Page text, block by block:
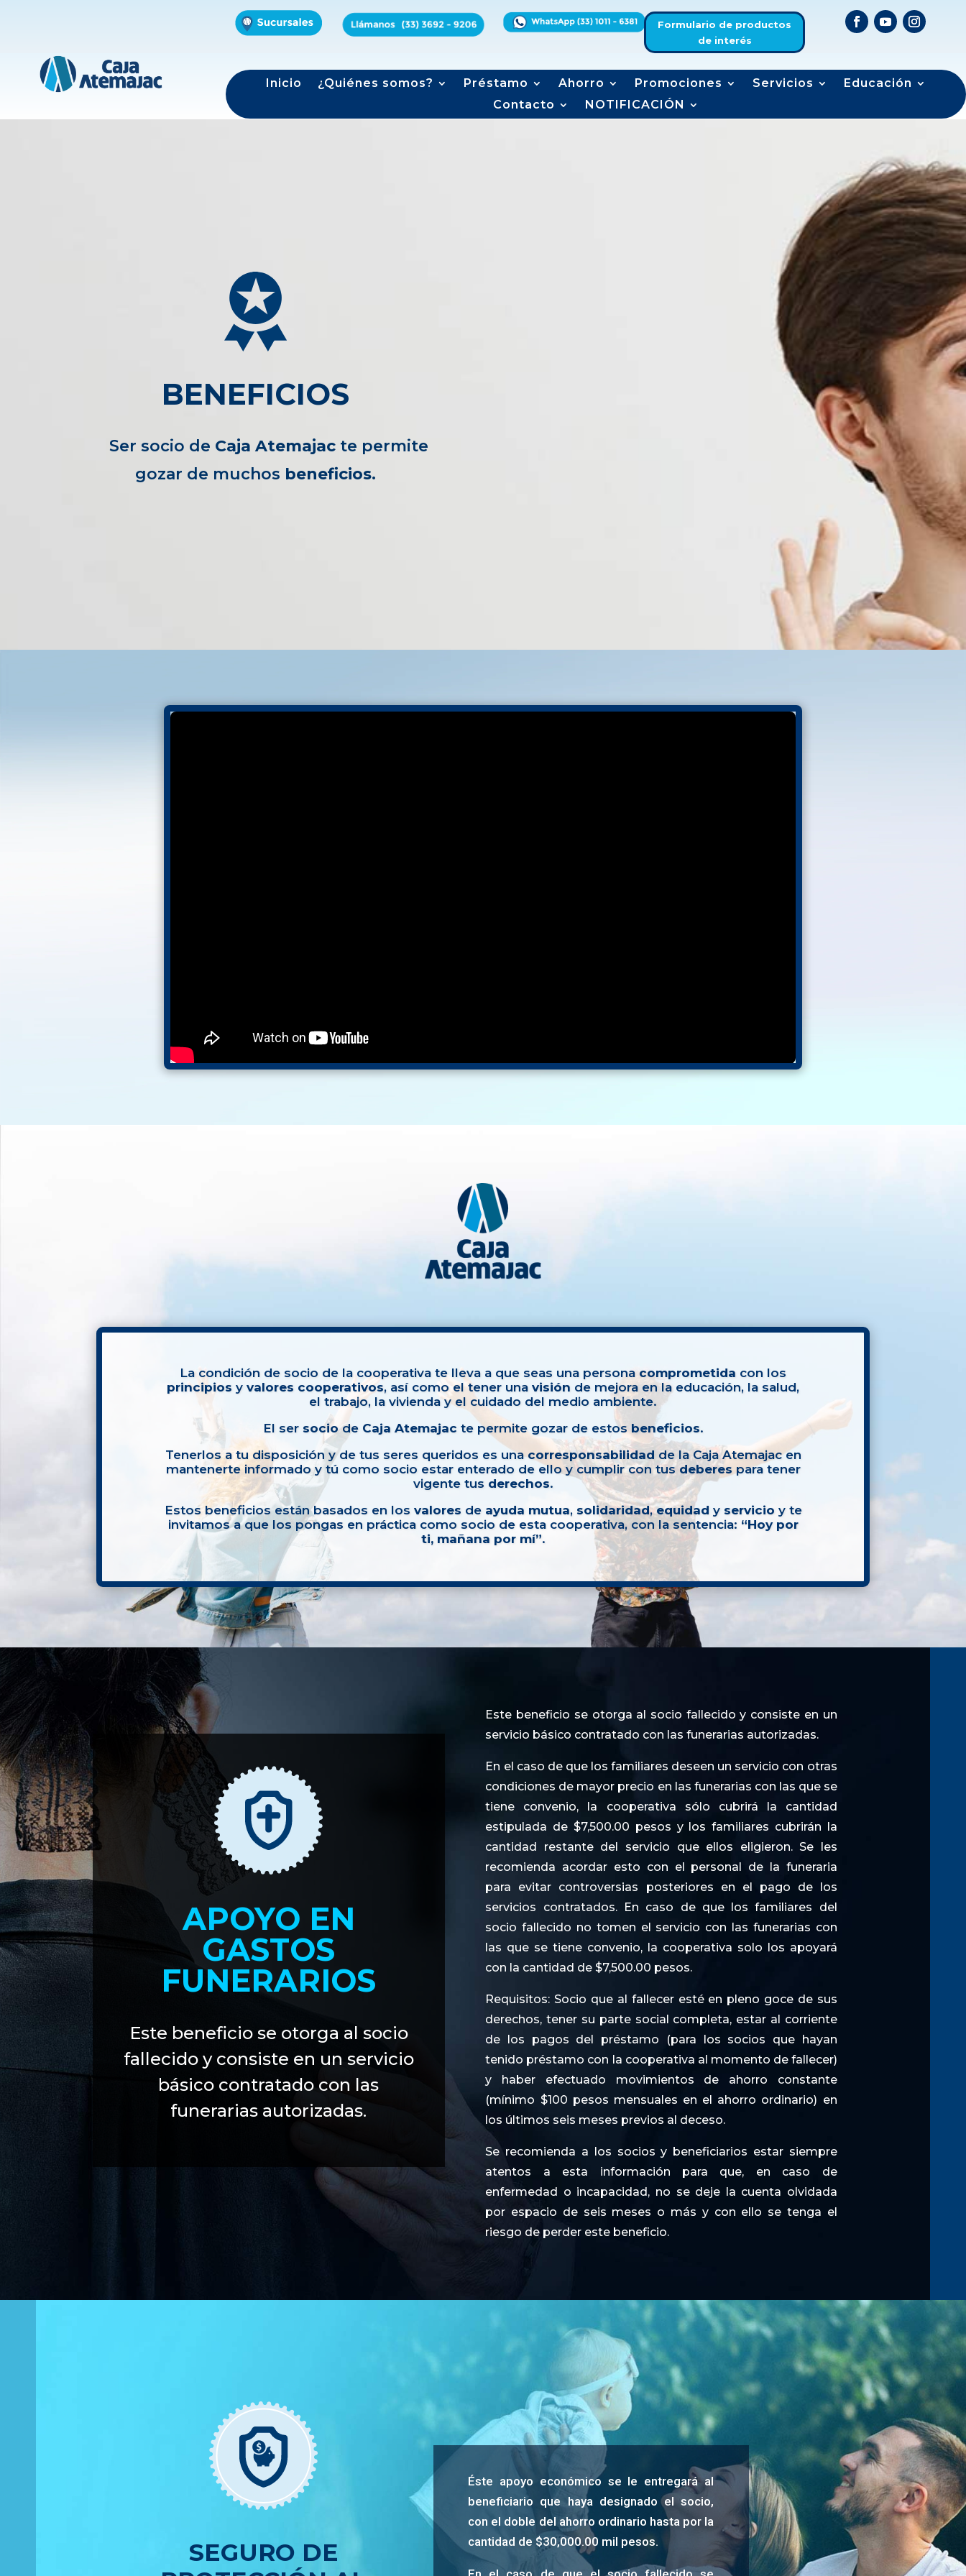
Formulario de productos
de interés
Inicio ¿Quiénes somos? Préstamo Ahorro Promociones Servicios
Educación
Contacto
NOTIFICACIÓN
BENEFICIOS
Ser socio de Caja Atemajacte permite
gozar de muchos beneficios.
La condición de socio de la cooperativa te lleva a que seas una persona comprometida con los
principios y valores cooperativos, así como el tener una visión de mejora en la educación, la salud,
el trabajo, la vivienda y el cuidado del medio ambiente.
El ser sociode Caja Atemajac te permite gozar de estos beneficios.
Tenerlos a tu disposición y de tus seres queridos es unacorresponsabilidad de la Caja Atemajac en
mantenerte informado y tú como socio estar enterado de ello y cumplir con tus deberes para tener
vigente tus derechos.
Estos beneficios están basados en los valores de ayuda mutua, solidaridad,equidad y servicio y te
invitamos a que los pongas en práctica como socio de esta cooperativa, con la sentencia: “Hoy por
ti, mañana por mí”.
APOYO EN
GASTOS
FUNERARIOS
Este beneficio se otorga al socio
fallecido y consiste en un servicio
básico contratado con las
funerarias autorizadas.
Este beneficio se otorga al socio fallecido y consiste en un
servicio básico contratado con las funerarias autorizadas.
En el caso de que los familiares deseen un servicio con otras
condiciones de mayor precio en las funerarias con las que se
tiene convenio, la cooperativa sólo cubrirá la cantidad
estipulada de $7,500.00 pesos y los familiares cubrirán la
cantidad restante del servicio que ellos eligieron. Se les
recomienda acordar esto con el personal de la funeraria
para evitar controversias posteriores en el pago de los
servicios contratados. En caso de que los familiares del
socio fallecido no tomen el servicio con las funerarias con
las que se tiene convenio, la cooperativa solo los apoyará
con la cantidad de $7,500.00 pesos.
Requisitos: Socio que al fallecer esté en pleno goce de sus
derechos, tener su parte social completa, estar al corriente
de los pagos del préstamo (para los socios que hayan
tenido préstamo con la cooperativa al momento de fallecer)
y haber efectuado movimientos de ahorro constante
(mínimo $100 pesos mensuales en el ahorro ordinario) en
los últimos seis meses previos al deceso.
Se recomienda a los socios y beneficiarios estar siempre
atentos a esta información para que, en caso de
enfermedad o incapacidad, no se deje la cuenta olvidada
por espacio de seis meses o más y con ello se tenga el
riesgo de perder este beneficio.
SEGURO DE
Éste apoyo económico se le entregará al
beneficiario que haya designado el socio,
con el doble del ahorro ordinario hasta por la
cantidad de $30,000.00 mil pesos.